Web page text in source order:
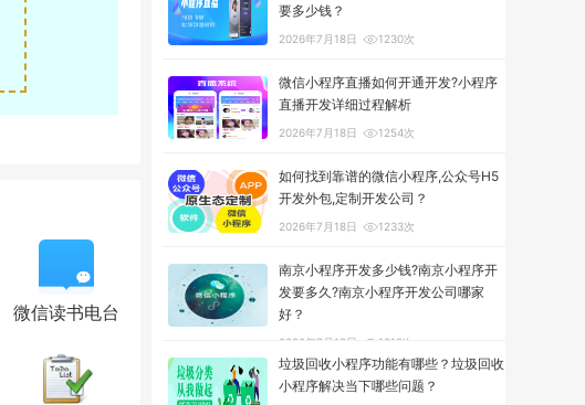
微信读书电台
要多少钱？
2026年7月18日 1230次
微信小程序直播如何开通开发?小程序
直播开发详细过程解析
2026年7月18日 1254次
如何找到靠谱的微信小程序,公众号H5
开发外包,定制开发公司？
2026年7月18日 1233次
南京小程序开发多少钱?南京小程序开
发要多久?南京小程序开发公司哪家
好？
2026年7月18日 1315次
垃圾回收小程序功能有哪些？垃圾回收
小程序解决当下哪些问题？